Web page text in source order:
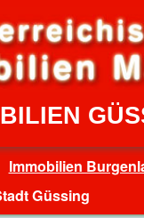
Immobilien
Güssing